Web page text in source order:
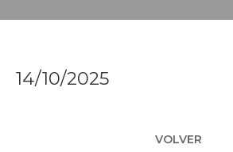
14/10/2025
VOLVER